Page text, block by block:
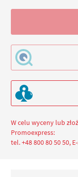
W celu wyceny lub
Promoexpress:
tel. +48 800 80 50 50,